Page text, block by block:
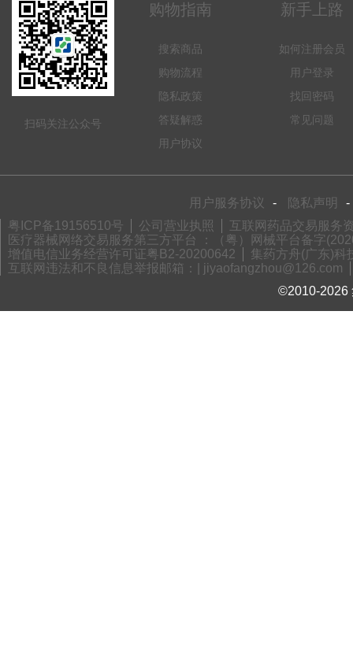
扫码关注公众号
购物指南
搜索商品
购物流程
隐私政策
答疑解惑
用户协议
新手上路
如何注册会员
用户登录
找回密码
常见问题
用户服务协议 - 隐私声明
-
粤ICP备19156510号
公司营业执照
互联网药品交易服务
医疗器械网络交易服务第三方平台 ：（粤）网械平台备字
增值电信业务经营许可证粤B2-20200642
集药方舟(广东)科
互联网违法和不良信息举报邮箱：| jiyaofangzhou@126.com
©2010-2026